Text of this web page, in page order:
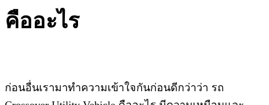
คืออะไร
ก่อนอื่นเรามาทำความเข้าใจกันก่อนดีกว่าว่า​ รถ​